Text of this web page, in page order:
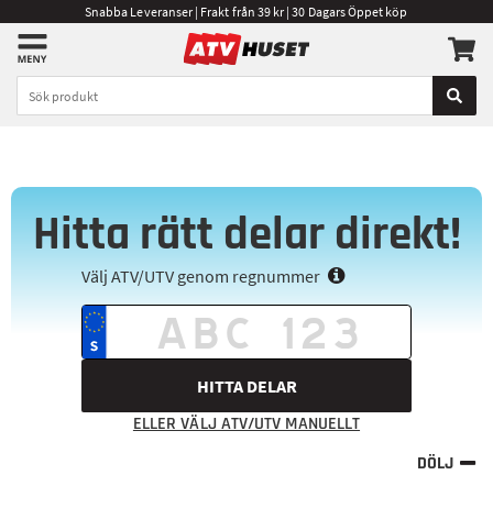
Snabba Leveranser | Frakt från 39 kr | 30 Dagars Öppet köp
Hitta rätt delar direkt!
Välj ATV/UTV genom regnummer
HITTA DELAR
ELLER VÄLJ ATV/UTV MANUELLT
DÖLJ